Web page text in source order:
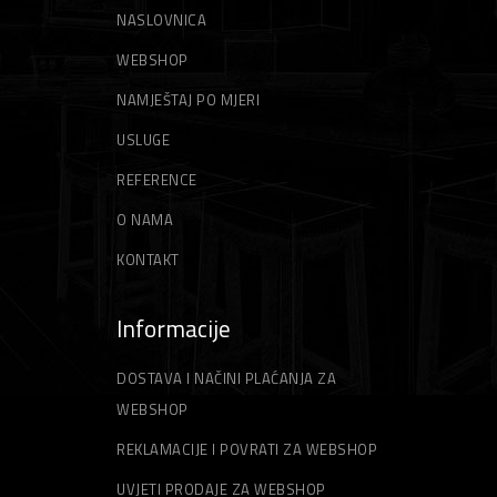
Stege
Zidarski alati
Gleteri
Motorni trimeri
Niti za trimer
Vrtne vreće
Vrtni sjekači
NASLOVNICA
WEBSHOP
NAMJEŠTAJ PO MJERI
USLUGE
REFERENCE
O NAMA
KONTAKT
Informacije
DOSTAVA I NAČINI PLAĆANJA ZA
WEBSHOP
REKLAMACIJE I POVRATI ZA WEBSHOP
UVJETI PRODAJE ZA WEBSHOP